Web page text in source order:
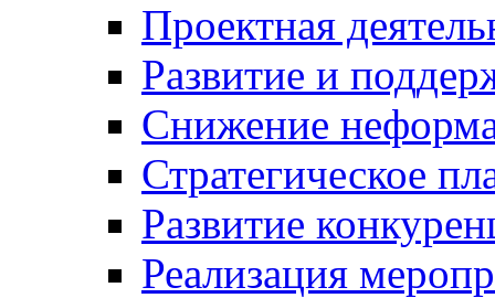
Проектная
Развитие и
Снижение
Стратегическое
Развитие
Реализация